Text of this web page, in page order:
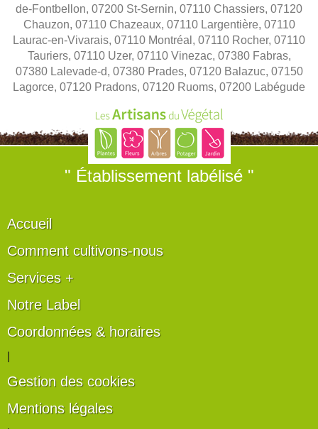
de-Fontbellon, 07200 St-Sernin, 07110 Chassiers, 07120
Chauzon, 07110 Chazeaux, 07110 Largentière, 07110
Laurac-en-Vivarais, 07110 Montréal, 07110 Rocher, 07110
Tauriers, 07110 Uzer, 07110 Vinezac, 07380 Fabras,
07380 Lalevade-d, 07380 Prades, 07120 Balazuc, 07150
Lagorce, 07120 Pradons, 07120 Ruoms, 07200 Labégude
" Établissement labélisé "
Accueil
Comment cultivons-nous
Services +
Notre Label
Coordonnées & horaires
Gestion des cookies
Mentions légales